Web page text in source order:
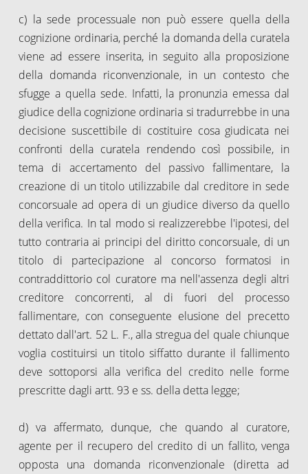
c) la sede processuale non può essere quella della
cognizione ordinaria, perché la domanda della curatela
viene ad essere inserita, in seguito alla proposizione
della domanda riconvenzionale, in un contesto che
sfugge a quella sede. Infatti, la pronunzia emessa dal
giudice della cognizione ordinaria si tradurrebbe in una
decisione suscettibile di costituire cosa giudicata nei
confronti della curatela rendendo così possibile, in
tema di accertamento del passivo fallimentare, la
creazione di un titolo utilizzabile dal creditore in sede
concorsuale ad opera di un giudice diverso da quello
della verifica. In tal modo si realizzerebbe l'ipotesi, del
tutto contraria ai principi del diritto concorsuale, di un
titolo di partecipazione al concorso formatosi in
contraddittorio col curatore ma nell'assenza degli altri
creditore concorrenti, al di fuori del processo
fallimentare, con conseguente elusione del precetto
dettato dall'art. 52 L. F., alla stregua del quale chiunque
voglia costituirsi un titolo siffatto durante il fallimento
deve sottoporsi alla verifica del credito nelle forme
prescritte dagli artt. 93 e ss. della detta legge;
d) va affermato, dunque, che quando al curatore,
agente per il recupero del credito di un fallito, venga
opposta una domanda riconvenzionale (diretta ad